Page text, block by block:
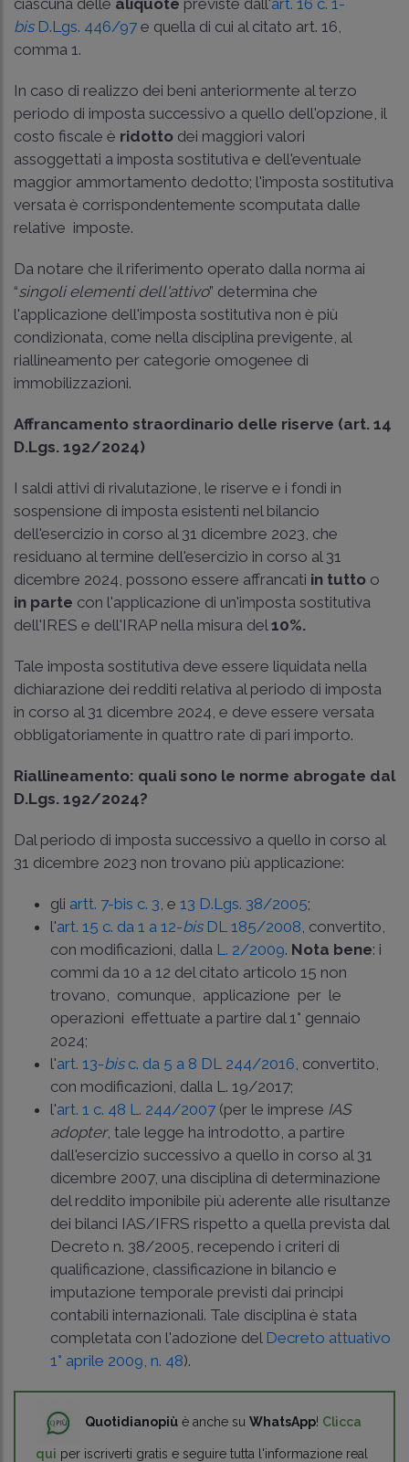
bisD.Lgs. 446/97 e quella di cui al citato art. 16,
comma 1.
In caso di realizzo dei beni anteriormente al terzo
periodo di imposta successivo a quello dell'opzione, il
costo fiscale è ridotto dei maggiori valori
assoggettati a imposta sostitutiva e dell'eventuale
maggior ammortamento dedotto; l'imposta sostitutiva
versata è corrispondentemente scomputata dalle
relative imposte.
Da notare che il riferimento operato dalla norma ai
“singoli elementi dell'attivo” determina che
l'applicazione dell'imposta sostitutiva non è più
condizionata, come nella disciplina previgente, al
riallineamento per categorie omogenee di
immobilizzazioni.
Affrancamento straordinario delle riserve (art. 14
D.Lgs. 192/2024)
I saldi attivi di rivalutazione, le riserve e i fondi in
sospensione di imposta esistenti nel bilancio
dell'esercizio in corso al 31 dicembre 2023, che
residuano al termine dell'esercizio in corso al 31
dicembre 2024, possono essere affrancati in tutto o
in parte con l'applicazione di un'imposta sostitutiva
dell'IRES e dell'IRAP nella misura del 10%.
Tale imposta sostitutiva deve essere liquidata nella
dichiarazione dei redditi relativa al periodo di imposta
in corso al 31 dicembre 2024, e deve essere versata
obbligatoriamente in quattro rate di pari importo.
Riallineamento: quali sono le norme abrogate dal
D.Lgs. 192/2024?
Dal periodo di imposta successivo a quello in corso al
31 dicembre 2023 non trovano più applicazione:
gli artt. 7-bis c. 3 , e 13 D.Lgs. 38/2005;
l'art. 15 c. da 1 a 12-bisDL 185/2008 , convertito,
con modificazioni, dalla L. 2/2009. Nota bene: i
commi da 10 a 12 del citato articolo 15 non
trovano, comunque, applicazione per le
operazioni effettuate a partire dal 1° gennaio
2024;
l'art. 13-bisc. da 5 a 8 DL 244/2016 , convertito,
con modificazioni, dalla L. 19/2017;
l'art. 1 c. 48 L. 244/2007 (per le imprese IAS
adopter, tale legge ha introdotto, a partire
dall'esercizio successivo a quello in corso al 31
dicembre 2007, una disciplina di determinazione
del reddito imponibile più aderente alle risultanze
dei bilanci IAS/IFRS rispetto a quella prevista dal
Decreto n. 38/2005 , recependo i criteri di
qualificazione, classificazione in bilancio e
imputazione temporale previsti dai principi
contabili internazionali. Tale disciplina è stata
completata con l'adozione del Decreto attuativo
1° aprile 2009, n. 48).
Quotidianopiù è anche su WhatsApp! Clicca
qui per iscriverti gratis e seguire tutta l'informazione real